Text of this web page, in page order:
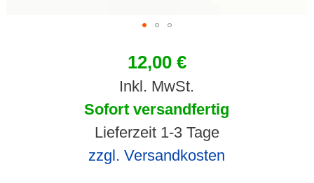
12,00 €
Inkl. MwSt.
Sofort versandfertig
Lieferzeit 1-3 Tage
zzgl. Versandkosten